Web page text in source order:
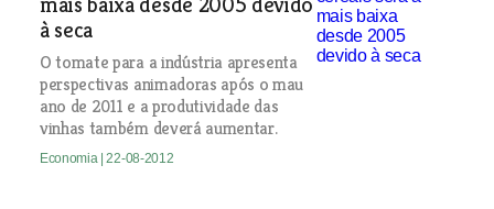
à seca
O tomate para a indústria apresenta
perspectivas animadoras após o mau
ano de 2011 e a produtividade das
vinhas também deverá aumentar.
Economia | 22-08-2012